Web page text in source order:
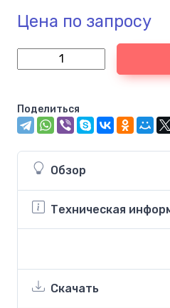
Цена по запросу
Поделиться
Обзор
Техническая
Скачать